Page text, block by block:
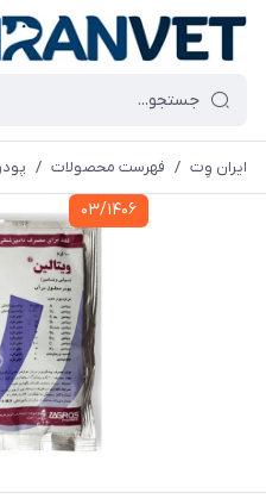
ایران وِت / فهرست محصولات / پودر
۰۳/۱۴۰۶